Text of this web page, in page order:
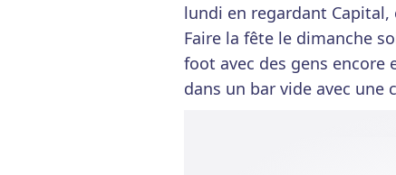
lundi en regardant
Faire la fête le dimanche
foot avec des gens encore
dans un bar vide avec une